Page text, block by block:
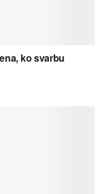
ko svarbu